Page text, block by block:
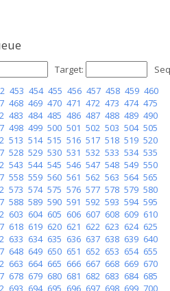
Target:
453 454 455 456 457 458 459 460
468 469 470 471 472 473 474 475
483 484 485 486 487 488 489 490
498 499 500 501 502 503 504 505
513 514 515 516 517 518 519 520
528 529 530 531 532 533 534 535
543 544 545 546 547 548 549 550
558 559 560 561 562 563 564 565
573 574 575 576 577 578 579 580
588 589 590 591 592 593 594 595
603 604 605 606 607 608 609 610
618 619 620 621 622 623 624 625
633 634 635 636 637 638 639 640
648 649 650 651 652 653 654 655
663 664 665 666 667 668 669 670
678 679 680 681 682 683 684 685
693 694 695 696 697 698 699 700